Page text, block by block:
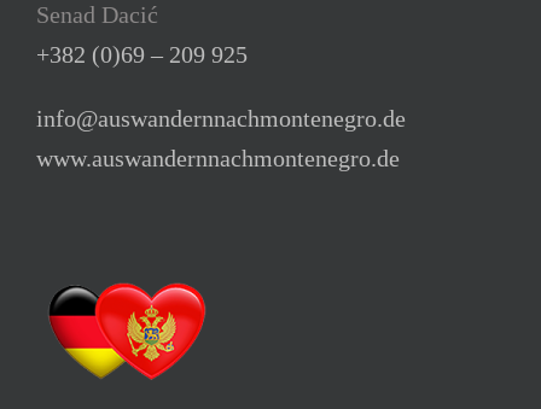
Senad Dacić
+382 (0)69 – 209 925
info@auswandernnachmontenegro.de
www.auswandernnachmontenegro.de